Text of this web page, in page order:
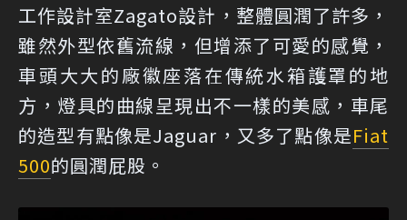
工作設計室Zagato設計，整體圓潤了許多，
雖然外型依舊流線，但增添了可愛的感覺，
車頭大大的廠徽座落在傳統水箱護罩的地
方，燈具的曲線呈現出不一樣的美感，車尾
的造型有點像是Jaguar，又多了點像是Fiat
500的圓潤屁股。